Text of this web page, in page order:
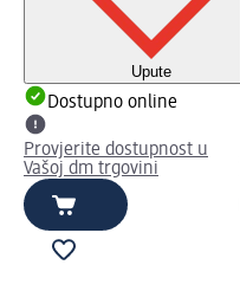
Upute
Dostupno online
Provjerite dostupnost u
Vašoj dm trgovini